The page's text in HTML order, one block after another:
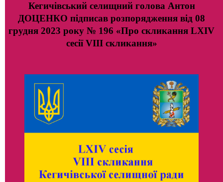
Кегичівський селищний голова Антон
ДОЦЕНКО підписав розпорядження від 08
грудня 2023 року № 196 «Про скликання LХІV
сесії VIII скликання»